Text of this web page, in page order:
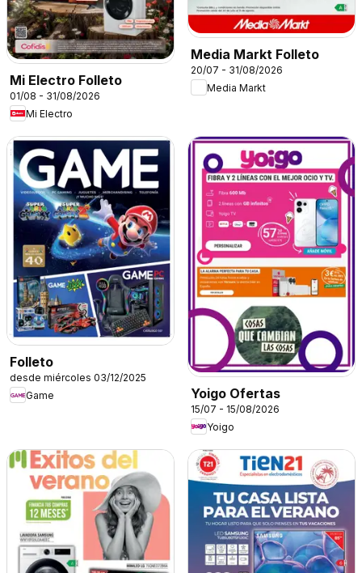
Mi Electro Folleto
01/08 - 31/08/2026
Mi Electro
Media Markt Folleto
20/07 - 31/08/2026
Media Markt
Folleto
desde miércoles 03/12/2025
Game
Yoigo Ofertas
15/07 - 15/08/2026
Yoigo